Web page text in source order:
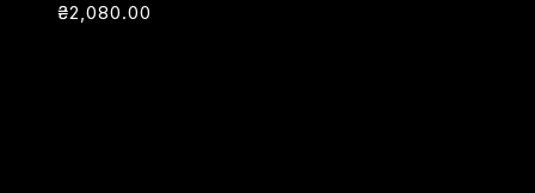
₴2,080.00